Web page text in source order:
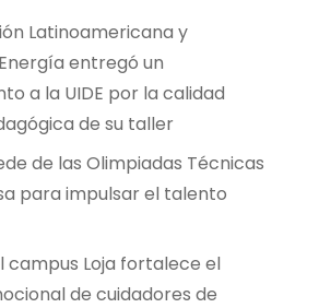
Latinoamericana y
entregó un
a la UIDE por la calidad
de su taller
de las Olimpiadas Técnicas
para impulsar el talento
campus Loja fortalece el
de cuidadores de